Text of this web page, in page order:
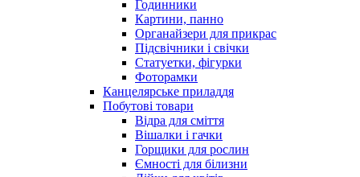
Годинники
Картини, панно
Органайзери для прикрас
Підсвічники і свічки
Статуетки, фігурки
Фоторамки
Канцелярське приладдя
Побутові товари
Відра для сміття
Вішалки і гачки
Горщики для рослин
Ємності для білизни